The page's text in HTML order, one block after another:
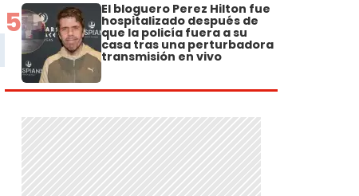
5 El bloguero Perez Hilton fue
hospitalizado después de
que la policía fuera a su
casa tras una perturbadora
transmisión en vivo